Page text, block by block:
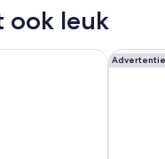
ook leuk
Advertentie
The